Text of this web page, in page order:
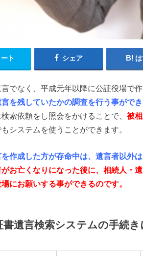
ト シェア
でなく、平成元年以降に公証役場で
を残していたかの調査を行う事ができ
索依頼をし照会をかけることで、 被
システムを使うことができます。
作成した方が存命中は、遺言者以外は
お亡くなりになった後に、相続人・
にお願いする事ができるのです。
書遺言検索システムの手続